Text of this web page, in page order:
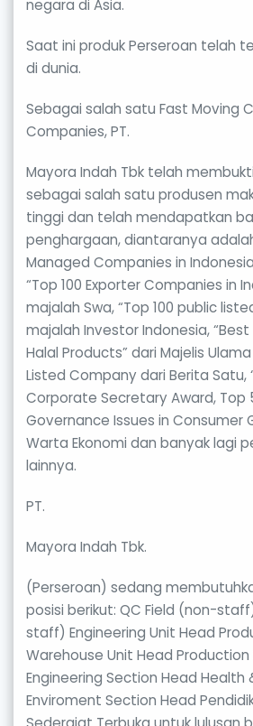
negara di Asia.
Saat ini produk Perseroan telah
di dunia.
Sebagai salah satu Fast Moving
Companies, PT.
Mayora Indah Tbk telah
sebagai salah satu produsen
tinggi dan telah mendapatkan
penghargaan, diantaranya
Managed Companies in
“Top 100 Exporter Companies in
majalah Swa, “Top 100 public
majalah Investor Indonesia,
Halal Products” dari Majelis
Listed Company dari Berita Satu,
Corporate Secretary Award, Top
Governance Issues in Consumer
Warta Ekonomi dan banyak lagi
lainnya.
PT.
Mayora Indah Tbk.
(Perseroan) sedang
posisi berikut: QC Field (non-
staff) Engineering Unit Head
Warehouse Unit Head
Engineering Section Head Health
Enviroment Section Head